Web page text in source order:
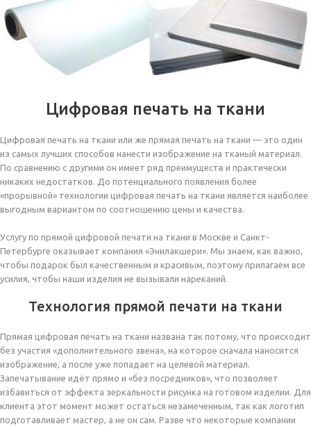
Цифровая печать на ткани
Цифровая печать на ткани или же прямая печать на ткани — это один
из самых лучших способов нанести изображение на тканый материал.
По сравнению с другими он имеет ряд преимуществ и практически
никаких недостатков. До потенциального появления более
«прорывной» технологии цифровая печать на ткани является наиболее
выгодным вариантом по соотношению цены и качества.
Услугу по прямой цифровой печати на ткани в Москве и Санкт-
Петербурге оказывает компания «Энилакшери». Мы знаем, как важно,
чтобы подарок был качественным и красивым, поэтому прилагаем все
усилия, чтобы наши изделия не вызывали нареканий.
Технология прямой печати на ткани
Прямая цифровая печать на ткани названа так потому, что происходит
без участия «дополнительного звена», на которое сначала наносится
изображение, а после уже попадает на целевой материал.
Запечатывание идёт прямо и «без посредников», что позволяет
избавиться от эффекта зеркальности рисунка на готовом изделии. Для
клиента этот момент может остаться незамеченным, так как логотип
подготавливает мастер, а не он сам. Разве что некоторые компании